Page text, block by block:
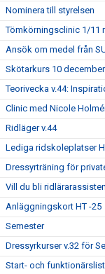
Nominera till styrelsen
Tömkörningsclinic 1/11
Ansök om medel från
Skötarkurs 10 december
Teorivecka v.44:
Clinic med Nicole
Ridläger v.44
Lediga ridskoleplatser
Dressyrträning för
Vill du bli
Anläggningskort HT -25
Semester
Dressyrkurser v.32 för
Start- och